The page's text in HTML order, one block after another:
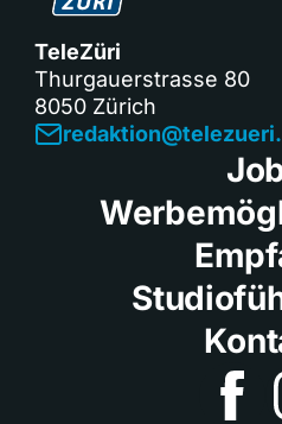
TeleZüri
Thurgauerstrasse 80
8050 Zürich